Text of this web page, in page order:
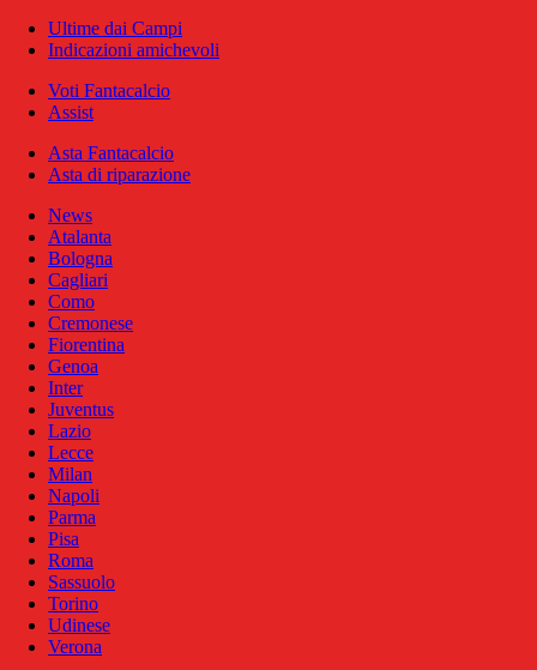
Ultime dai Campi
Indicazioni amichevoli
Voti Fantacalcio
Assist
Asta Fantacalcio
Asta di riparazione
News
Atalanta
Bologna
Cagliari
Como
Cremonese
Fiorentina
Genoa
Inter
Juventus
Lazio
Lecce
Milan
Napoli
Parma
Pisa
Roma
Sassuolo
Torino
Udinese
Verona